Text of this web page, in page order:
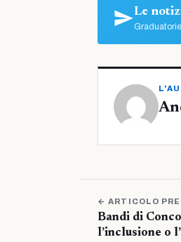
Le
← ARTICOLO
Bandi di
l’inclusione o